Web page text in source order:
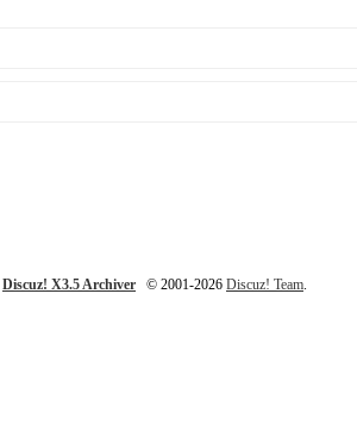
Discuz! X3.5 Archiver © 2001-2026 Discuz! Team.